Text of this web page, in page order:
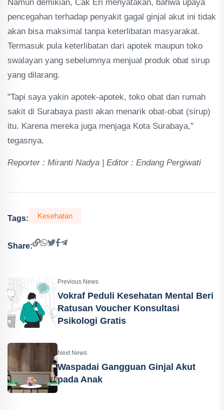
Namun demikian, Cak Eri menyatakan, bahwa upaya
pencegahan terhadap penyakit gagal ginjal akut ini tidak
akan bisa maksimal tanpa keterlibatan masyarakat.
Termasuk pula keterlibatan dari apotek maupun toko
swalayan yang sebelumnya menjual produk obat sirup
yang dilarang.
"Tapi saya yakin apotek-apotek, toko obat dan rumah
sakit di Surabaya pasti akan menarik obat-obat (sirup)
itu. Karena mereka juga menjaga Kota Surabaya,"
tegasnya.
Reporter : Miranti Nadya | Editor : Endang Pergiwati
Tags: Kesehatan
Share:
Previous News
Vokraf Peduli Kesehatan Mental Beri
Ratusan Voucher Konsultasi
Psikologi Gratis
Next News
Waspadai Gangguan Ginjal Akut
pada Anak